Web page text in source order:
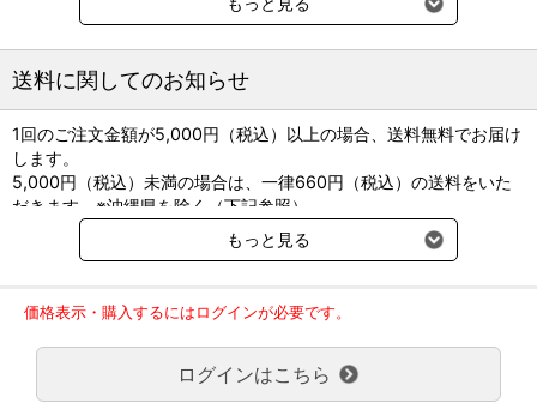
・何度でも貼って剥がせて、床に傷もつきにくい！
粘着テープのようなベタベタもなし。
※経年劣化がある場合は、はがす際に床表面に損傷が出る場合が
ございます。
・汚れたマットは、そこだけ取り外して洗濯機へ。（洗濯ネットの
使用がおすすめ）
・天然カテキンの消臭力もプラス。
・床暖房OK!
4.5畳：81枚
8畳：144枚
しています。
す。また、使用環境により伸縮の可能性もございます。あらかじめ
※経年劣化がある場合は、はがす際に床面に損傷が出る場合がござ
います。
送料に関してのお知らせ
1回のご注文金額が5,000円（税込）以上の場合、送料無料でお届け
します。
5,000円（税込）未満の場合は、一律660円（税込）の送料をいた
だきます。※沖縄県を除く（下記参照）
※2017年11月14日（火）より沖縄県へのお届けにつきましては、1
回のご注文金額（税込）が、30,000円以上で配送無料となります。
ご了承のほどよろしくお願い致します。
弊社都合でお届けが２回以上に分かれる場合の送料負担は、１回分
のみで新たな送料は発生しません。
大型商品送料が必要な商品をご注文の場合は、大型商品送料のみご
負担頂きます。
もっと見る
価格表示・購入するにはログインが必要です。
ログインはこちら